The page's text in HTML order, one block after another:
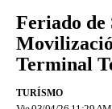
Feriado de
Terminal
TURÍSMO